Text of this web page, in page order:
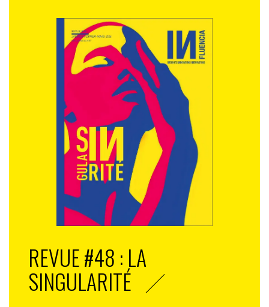
REVUE #48 : LA
SINGULARITÉ